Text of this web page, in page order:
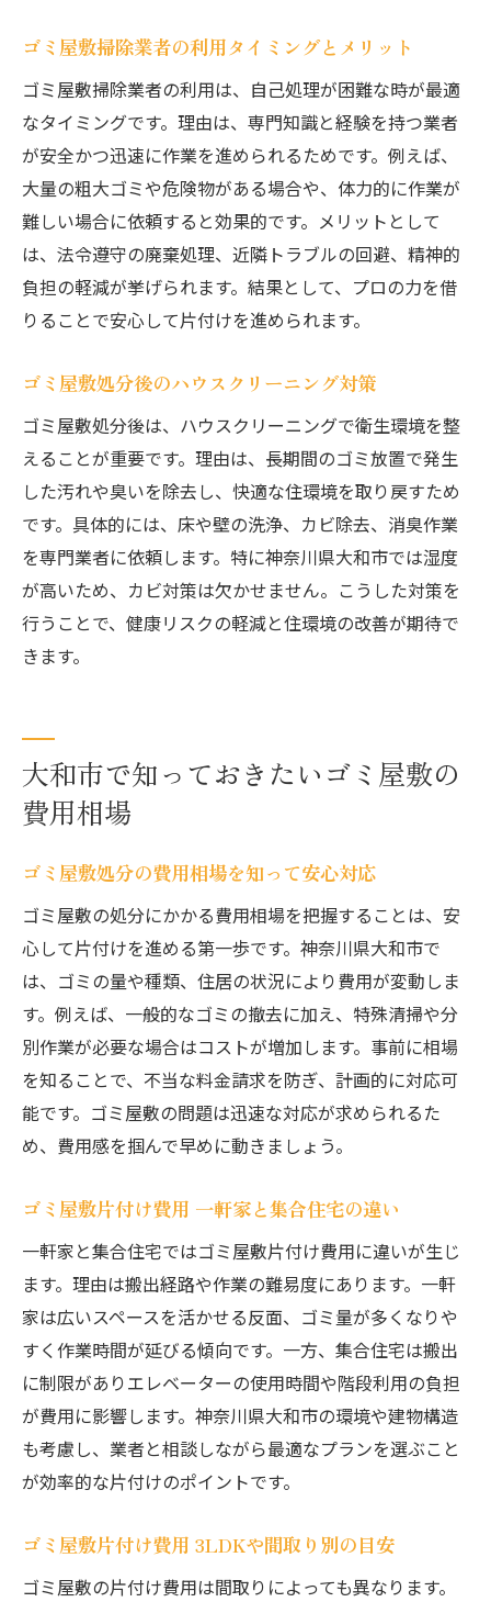
ゴミ屋敷掃除業者の利用タイミングとメリット
ゴミ屋敷掃除業者の利用は、自己処理が困難な時が最適
なタイミングです。理由は、専門知識と経験を持つ業者
が安全かつ迅速に作業を進められるためです。例えば、
大量の粗大ゴミや危険物がある場合や、体力的に作業が
難しい場合に依頼すると効果的です。メリットとして
は、法令遵守の廃棄処理、近隣トラブルの回避、精神的
負担の軽減が挙げられます。結果として、プロの力を借
りることで安心して片付けを進められます。
ゴミ屋敷処分後のハウスクリーニング対策
ゴミ屋敷処分後は、ハウスクリーニングで衛生環境を整
えることが重要です。理由は、長期間のゴミ放置で発生
した汚れや臭いを除去し、快適な住環境を取り戻すため
です。具体的には、床や壁の洗浄、カビ除去、消臭作業
を専門業者に依頼します。特に神奈川県大和市では湿度
が高いため、カビ対策は欠かせません。こうした対策を
行うことで、健康リスクの軽減と住環境の改善が期待で
きます。
大和市で知っておきたいゴミ屋敷の
費用相場
ゴミ屋敷処分の費用相場を知って安心対応
ゴミ屋敷の処分にかかる費用相場を把握することは、安
心して片付けを進める第一歩です。神奈川県大和市で
は、ゴミの量や種類、住居の状況により費用が変動しま
す。例えば、一般的なゴミの撤去に加え、特殊清掃や分
別作業が必要な場合はコストが増加します。事前に相場
を知ることで、不当な料金請求を防ぎ、計画的に対応可
能です。ゴミ屋敷の問題は迅速な対応が求められるた
め、費用感を掴んで早めに動きましょう。
ゴミ屋敷片付け費用 一軒家と集合住宅の違い
一軒家と集合住宅ではゴミ屋敷片付け費用に違いが生じ
ます。理由は搬出経路や作業の難易度にあります。一軒
家は広いスペースを活かせる反面、ゴミ量が多くなりや
すく作業時間が延びる傾向です。一方、集合住宅は搬出
に制限がありエレベーターの使用時間や階段利用の負担
が費用に影響します。神奈川県大和市の環境や建物構造
も考慮し、業者と相談しながら最適なプランを選ぶこと
が効率的な片付けのポイントです。
ゴミ屋敷片付け費用 3LDKや間取り別の目安
ゴミ屋敷の片付け費用は間取りによっても異なります。